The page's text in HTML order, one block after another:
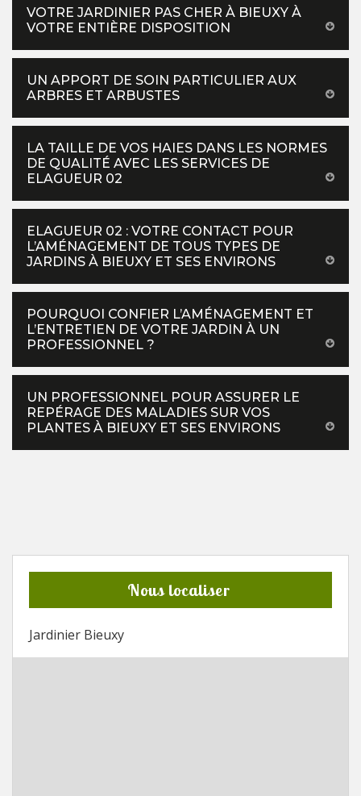
VOTRE JARDINIER PAS CHER À BIEUXY À
VOTRE ENTIÈRE DISPOSITION
UN APPORT DE SOIN PARTICULIER AUX
ARBRES ET ARBUSTES
LA TAILLE DE VOS HAIES DANS LES NORMES
DE QUALITÉ AVEC LES SERVICES DE
ELAGUEUR 02
ELAGUEUR 02 : VOTRE CONTACT POUR
L’AMÉNAGEMENT DE TOUS TYPES DE
JARDINS À BIEUXY ET SES ENVIRONS
POURQUOI CONFIER L’AMÉNAGEMENT ET
L’ENTRETIEN DE VOTRE JARDIN À UN
PROFESSIONNEL ?
UN PROFESSIONNEL POUR ASSURER LE
REPÉRAGE DES MALADIES SUR VOS
PLANTES À BIEUXY ET SES ENVIRONS
Nous localiser
Jardinier Bieuxy